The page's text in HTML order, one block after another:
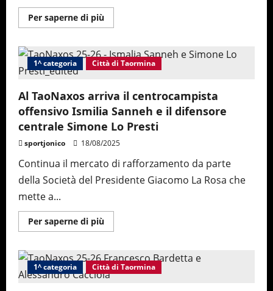
Per saperne di piùMaggiori
informazioni
di
mercato
del
il
centrocampista
Francesco
“Ciccio”
Cardia
1^ categoria Città di Taormina
Al TaoNaxos arriva il centrocampista
offensivo Ismilia Sanneh e il difensore
centrale Simone Lo Presti
sportjonico 18/08/2025
Continua il mercato di rafforzamento da parte
della Società del Presidente Giacomo La Rosa che
mette a...
Per saperne di piùMaggiori
informazioni
TaoNaxos
arriva
il
centrocampista
1^ categoria Città di Taormina